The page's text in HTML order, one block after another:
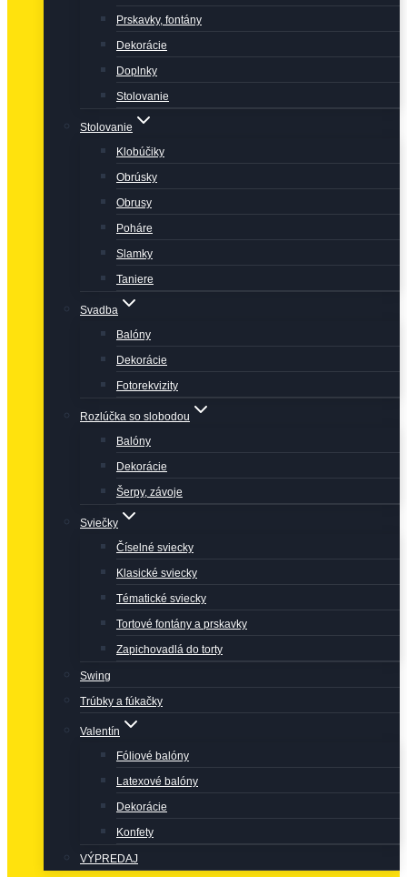
Prskavky, fontány
Dekorácie
Doplnky
Stolovanie
Stolovanie
Klobúčiky
Obrúsky
Obrusy
Poháre
Slamky
Taniere
Svadba
Balóny
Dekorácie
Fotorekvizity
Rozlúčka so slobodou
Balóny
Dekorácie
Šerpy, závoje
Sviečky
Číselné sviecky
Klasické sviecky
Tématické sviecky
Tortové fontány a prskavky
Zapichovadlá do torty
Swing
Trúbky a fúkačky
Valentín
Fóliové balóny
Latexové balóny
Dekorácie
Konfety
VÝPREDAJ